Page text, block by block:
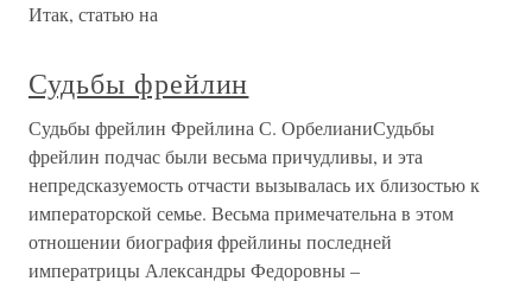
Итак, статью на
Судьбы фрейлин
Судьбы фрейлин Фрейлина С. ОрбелианиСудьбы
фрейлин подчас были весьма причудливы, и эта
непредсказуемость отчасти вызывалась их близостью к
императорской семье. Весьма примечательна в этом
отношении биография фрейлины последней
императрицы Александры Федоровны –